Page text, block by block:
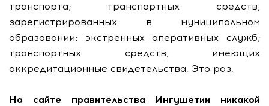
транспорта; транспортных средств,
зарегистрированных в муниципальном
образовании; экстренных оперативных служб;
транспортных средств, имеющих
аккредитационные свидетельства. Это раз.
На сайте правительства Ингушетии никакой